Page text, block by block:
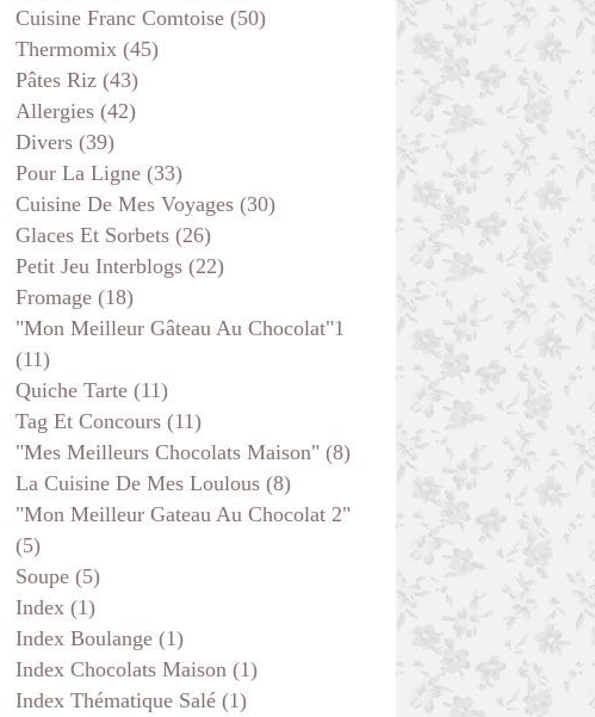
Cuisine Franc Comtoise (50)
Thermomix (45)
Pâtes Riz (43)
Allergies (42)
Divers (39)
Pour La Ligne (33)
Cuisine De Mes Voyages (30)
Glaces Et Sorbets (26)
Petit Jeu Interblogs (22)
Fromage (18)
"mon Meilleur Gâteau Au Chocolat"1
(11)
Quiche Tarte (11)
Tag Et Concours (11)
"mes Meilleurs Chocolats Maison" (8)
La Cuisine De Mes Loulous (8)
"mon Meilleur Gateau Au Chocolat 2"
(5)
Soupe (5)
Index (1)
Index Boulange (1)
Index Chocolats Maison (1)
Index Thématique Salé (1)